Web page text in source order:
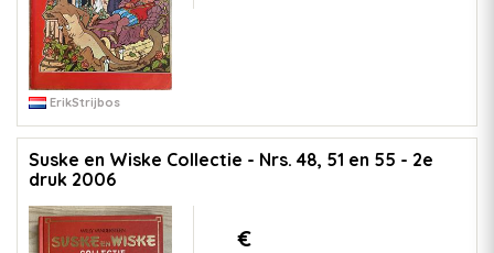
ErikStrijbos
Suske en Wiske Collectie - Nrs. 48, 51 en 55 - 2e
druk 2006
€